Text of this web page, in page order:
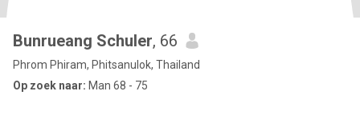
Bunrueang Schuler, 66
Phrom Phiram, Phitsanulok, Thailand
Op zoek naar: Man 68 - 75